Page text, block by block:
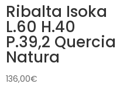
Ribalta Isoka
L.60 H.40
P.39,2 Quercia
Natura
136,00€